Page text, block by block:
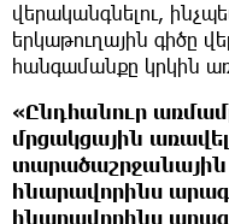
վերականգնելու,
երկաթուղային գիծը
հանգամանքը կրկին
«Ընդհանուր
մրցակցային
տարածաշրջանային
հնարավորինս
հնարավորինս